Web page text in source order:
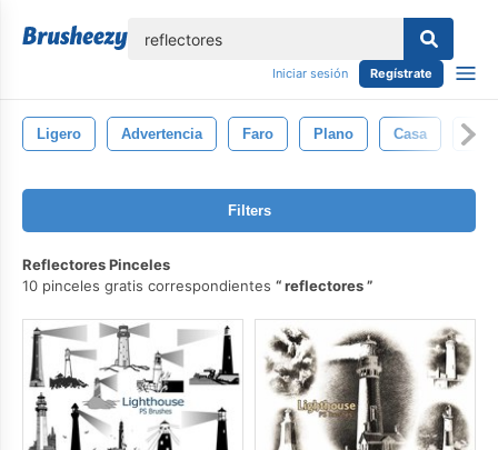
Iniciar sesión Regístrate
Ligero Advertencia Faro Plano Casa
Filters
Reflectores Pinceles
10 pinceles gratis correspondientes
reflectores